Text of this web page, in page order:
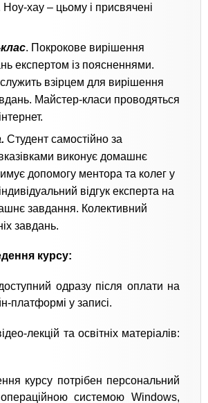
хау – цьому і присвячені
. Покрокове вирішення
експертом із поясненнями.
взірцем для вирішення
Майстер-класи проводяться
Студент самостійно за
виконує домашнє
допомогу ментора та колег у
відгук експерта на
завдання. Колективний
завдань.
курсу:
одразу після оплати на
платформі у записі.
лекцій та освітніх матеріалів:
курсу потрібен персональний
системою Windows,